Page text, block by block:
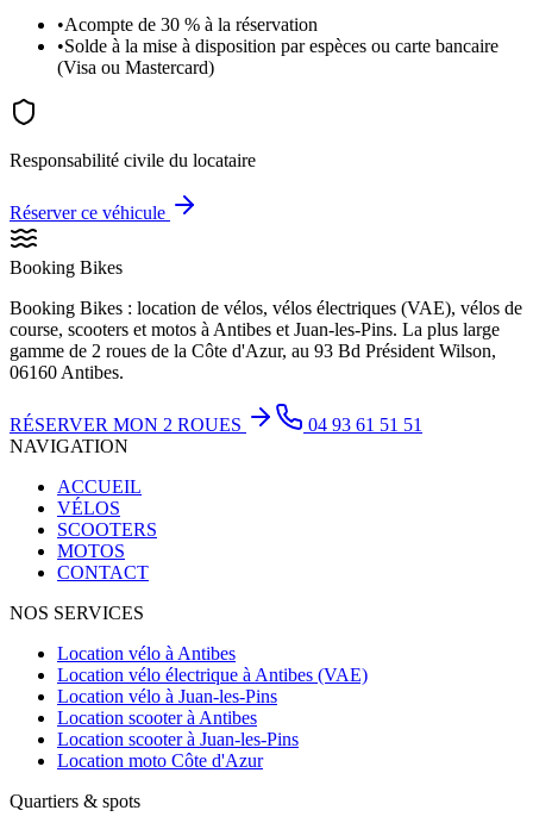
•Acompte de 30 % à la réservation
•Solde à la mise à disposition par espèces ou carte bancaire
(Visa ou Mastercard)
Responsabilité civile du locataire
Réserver ce véhicule
Booking Bikes
Booking Bikes : location de vélos, vélos électriques (VAE), vélos de
course, scooters et motos à Antibes et Juan-les-Pins. La plus large
gamme de 2 roues de la Côte d'Azur, au 93 Bd Président Wilson,
06160 Antibes.
RÉSERVER MON 2 ROUES
04 93 61 51 51
NAVIGATION
ACCUEIL
VÉLOS
SCOOTERS
MOTOS
CONTACT
NOS SERVICES
Location vélo à Antibes
Location vélo électrique à Antibes (VAE)
Location vélo à Juan-les-Pins
Location scooter à Antibes
Location scooter à Juan-les-Pins
Location moto Côte d'Azur
Quartiers & spots